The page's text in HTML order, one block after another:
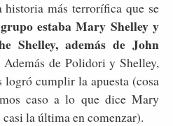
historia más terrorífica que se
estaba Mary Shelley y
Shelley, además de John
Además de Polidori y Shelley,
logró cumplir la apuesta (cosa
caso a lo que dice Mary
la última en comenzar).